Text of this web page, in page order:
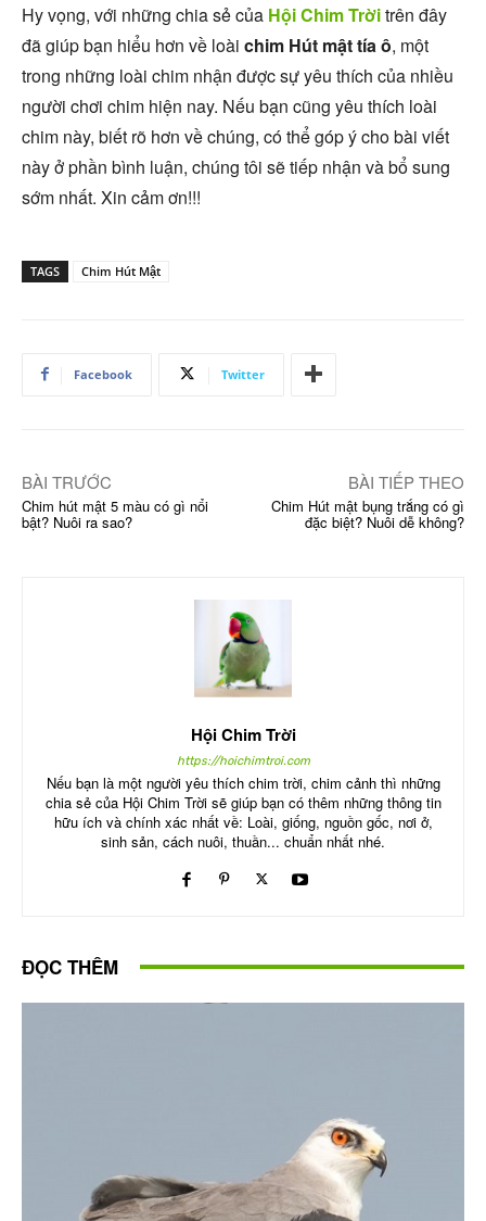
Hy vọng, với những chia sẻ của Hội Chim Trờitrên đây
đã giúp bạn hiểu hơn về loài chim Hút mật tía ô, một
trong những loài chim nhận được sự yêu thích của nhiều
người chơi chim hiện nay. Nếu bạn cũng yêu thích loài
chim này, biết rõ hơn về chúng, có thể góp ý cho bài viết
này ở phần bình luận, chúng tôi sẽ tiếp nhận và bổ sung
sớm nhất. Xin cảm ơn!!!
TAGS Chim Hút Mật
Facebook Twitter
BÀI TRƯỚC
Chim hút mật 5 màu có gì nổi
bật? Nuôi ra sao?
BÀI TIẾP THEO
Chim Hút mật bụng trắng có gì
đặc biệt? Nuôi dễ không?
Hội Chim Trời
https://hoichimtroi.com
Nếu bạn là một người yêu thích chim trời, chim cảnh thì những
chia sẻ của Hội Chim Trời sẽ giúp bạn có thêm những thông tin
hữu ích và chính xác nhất về: Loài, giống, nguồn gốc, nơi ở,
sinh sản, cách nuôi, thuần... chuẩn nhất nhé.
ĐỌC THÊM